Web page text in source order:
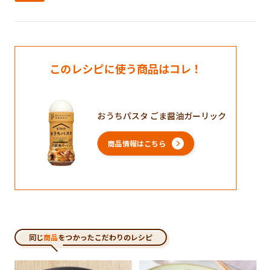
このレシピに使う商品はコレ！
おうちパスタ ごま醤油ガーリック
商品情報はこちら
同じ商品をつかったこだわりのレシピ